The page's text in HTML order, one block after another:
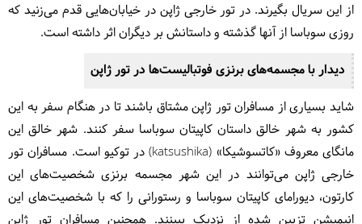
از این سریال بگیرند. در تور خارجی ژاپن در خیابان‌هایی قدم می‌زنید که
روزی سوباسا از آنها گذشته و داستانش بر دیگران اثر داشته است.
دیدار با مجسمه‌های برنزی فوتبالیست‌ها در تور ژاپن
شاید بسیاری از مسافران تور ژاپن مشتاق باشند تا در هنگام سفر به این
کشور به شهر خالق داستان کاپیتان سوباسا سفر کنند. شهر خالق این
مانگای معروف «کاتسوشیکا» (katsushika) در توکیو است. مسافران تور
خارجی ژاپن می‌توانند در این شهر مجسمه برنزی شخصیت‌های این
کارتون، دیورامای کاپیتان سوباسا و رستورانی را که با شخصیت‌های این